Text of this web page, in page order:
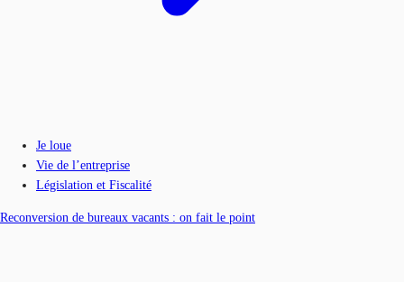
Je loue
Vie de l’entreprise
Législation et Fiscalité
Reconversion de bureaux vacants : on fait le point